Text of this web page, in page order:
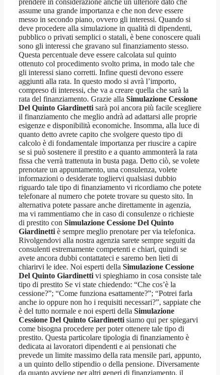
assume una grande importanza e che non deve essere
messo in secondo piano, ovvero gli interessi. Quando si
deve procedere alla simulazione in qualità di dipendenti,
pubblico o privati semplici o statali, è bene conoscere quali
sono gli interessi che gravano sul finanziamento stesso.
Questa percentuale deve essere calcolata sul quinto
ottenuto col procedimento svolto prima, in modo tale che
gli interessi siano corretti. Infine questi devono essere
aggiunti alla rata. In questo modo si avrà l’importo,
compreso di interessi, che va a creare quella che sarà la
rata del finanziamento. Grazie alla Simulazione Cessione
Del Quinto Giardinetti sarà poi ancora più facile scegliere
il finanziamento che meglio andrà ad adattarsi alle proprie
esigenze e disponibilità economiche. Insomma, alla luce di
quanto detto avrete capito che svolgere questo tipo di
calcolo è di fondamentale importanza per riuscire a capire
se si può sostenere il prestito e a quanto ammonterà la rata
fissa che verrà trattenuta in busta paga. Detto ciò, se volete
prenotare un appuntamento, una consulenza, volete
informazioni o desiderate togliervi qualsiasi dubbio
riguardo tale tipo di finanziamento vi ricordiamo che potete
telefonare al numero che potete trovare su questo sito. In
alternativa potete passare anche direttamente in agenzia,
ma vi rammentiamo che in caso di consulenze o richieste
di prestito con Simulazione Cessione Del Quinto
Giardinetti è sempre meglio prenotare per via telefonica.
Rivolgendovi alla nostra agenzia sarete sempre seguiti da
consulenti estremamente competenti e chiari, quindi se
avete ancora dubbi contattateci e saremo ben lieti di
chiarirvi le idee. Noi esperti della Simulazione Cessione
Del Quinto Giardinetti vi spieghiamo in cosa consiste tale
tipo di prestito Se vi state chiedendo: “Che cos’è la
cessione?”; “Come funziona esattamente?”; “Potrei farla
anche io oppure non ho i requisiti necessari?”, sappiate che
è del tutto normale e noi esperti della Simulazione
Cessione Del Quinto Giardinetti siamo qui per spiegarvi
come bisogna procedere per poter ottenere tale tipo di
prestito. Questa particolare tipologia di finanziamento è
dedicata ai lavoratori dipendenti e ai pensionati che
prevede un limite massimo della rata mensile pari, appunto,
a un quinto dello stipendio o della pensione. Diversamente
da quanto avviene per altri generi di finanziamento, il